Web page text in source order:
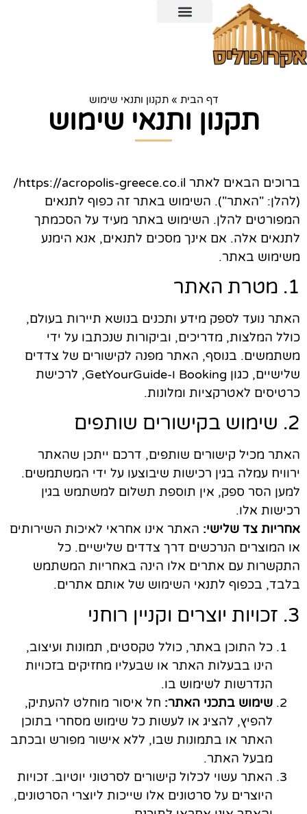
דף הבית »תקנון ותנאי שימוש
תקנון ותנאי שימוש
ברוכים הבאים לאתר https://acropolis-greece.co.il/
(להלן: "האתר"). השימוש באתר זה כפוף לתנאים
המפורטים להלן. השימוש באתר מעיד על הסכמתך
לתנאים אלה. אם אינך מסכים לתנאים, אנא הימנע
משימוש באתר.
1. מטרת האתר
האתר נועד לספק מידע ותכנים בנושא תיירות בעולם,
כולל המלצות, מדריכים, וביקורות שנכתבו על ידי
משתמשים. בנוסף, האתר מפנה לקישורים של צדדים
שלישיים, כגון Booking ו-GetYourGuide, לרכישת
כרטיסים לאטרקציות ומלונות.
2. שימוש בקישורים שותפים
האתר מכיל קישורים שותפים, דרכם ייתכן שהאתר
ירוויח עמלה בגין רכישות שיבוצעו על ידי המשתמשים.
למען הסר ספק, אין תוספת תשלום למשתמש בגין
רכישות אלו.
אחריות צד שלישי: האתר אינו אחראי לאיכות השירותים
או המוצרים הנרכשים דרך צדדים שלישיים. כל
התקשרות עם אתרים אלו הינה באחריות המשתמש
בלבד, בכפוף לתנאי השימוש של אותם אתרים.
3. זכויות יוצרים וקניין רוחני
כל התוכן באתר, כולל טקסטים, תמונות ועיצוב,
הינו בבעלות האתר או שבעליו מחזיקים בזכויות
הנדרשות לשימוש בו.
שימוש בתכני האתר: חל איסור מוחלט להעתיק,
להפיץ, להציג או לעשות כל שימוש מסחרי בתוכן
האתר או בתמונות שבו, ללא אישור מפורש ובכתב
מבעל האתר.
האתר עשוי לכלול קישורים לסרטוני יוטיוב. זכויות
היוצרים על סרטונים אלו שייכות ליוצרי הסרטונים,